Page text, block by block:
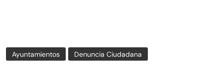
Ayuntamientos Denuncia Ciudadana